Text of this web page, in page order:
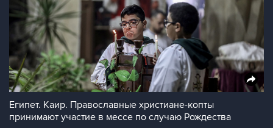
Египет. Каир. Православные христиане-копты
принимают участие в мессе по случаю Рождества